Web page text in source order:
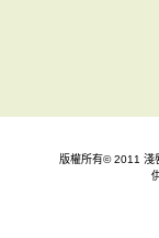
版權所有© 2011 淺